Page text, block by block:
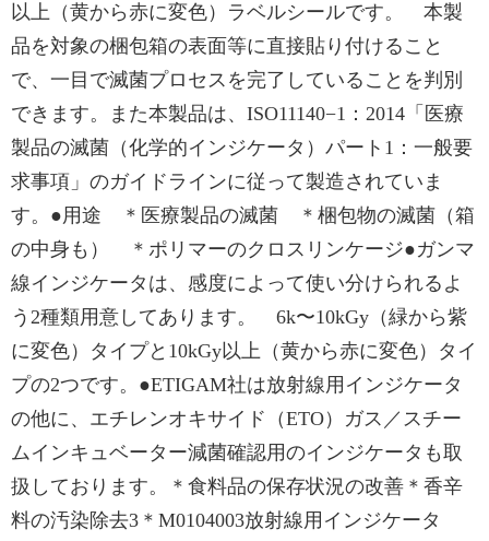
以上（黄から赤に変色）ラベルシールです。 本製
品を対象の梱包箱の表面等に直接貼り付けること
で、一目で滅菌プロセスを完了していることを判別
できます。また本製品は、ISO11140−1：2014「医療
製品の滅菌（化学的インジケータ）パート1：一般要
求事項」のガイドラインに従って製造されていま
す。●用途 ＊医療製品の滅菌 ＊梱包物の滅菌（箱
の中身も） ＊ポリマーのクロスリンケージ●ガンマ
線インジケータは、感度によって使い分けられるよ
う2種類用意してあります。 6k〜10kGy（緑から紫
に変色）タイプと10kGy以上（黄から赤に変色）タイ
プの2つです。●ETIGAM社は放射線用インジケータ
の他に、エチレンオキサイド（ETO）ガス／スチー
ムインキュベーター減菌確認用のインジケータも取
扱しております。＊食料品の保存状況の改善＊香辛
料の汚染除去3＊M0104003放射線用インジケータ